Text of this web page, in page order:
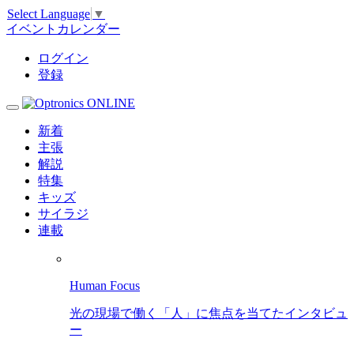
Select Language ▼
イベントカレンダー
ログイン
登録
新着
主張
解説
特集
キッズ
サイラジ
連載
Human Focus
光の現場で働く「人」に焦点を当てたインタビュ
ー